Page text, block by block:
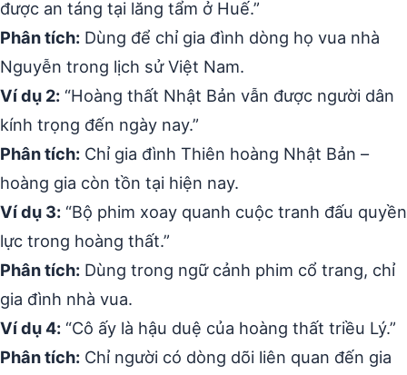
được an táng tại lăng tẩm ở Huế.”
Phân tích: Dùng để chỉ gia đình dòng họ vua nhà
Nguyễn trong lịch sử Việt Nam.
Ví dụ 2: “Hoàng thất Nhật Bản vẫn được người dân
kính trọng đến ngày nay.”
Phân tích: Chỉ gia đình Thiên hoàng Nhật Bản –
hoàng gia còn tồn tại hiện nay.
Ví dụ 3: “Bộ phim xoay quanh cuộc tranh đấu quyền
lực trong hoàng thất.”
Phân tích: Dùng trong ngữ cảnh phim cổ trang, chỉ
gia đình nhà vua.
Ví dụ 4: “Cô ấy là hậu duệ của hoàng thất triều Lý.”
Phân tích: Chỉ người có dòng dõi liên quan đến gia